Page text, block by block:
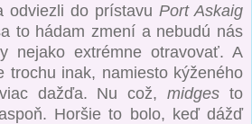
odviezli do prístavu Port Askaig
to hádam zmení a nebudú nás
nejako extrémne otravovať. A
trochu inak, namiesto kýženého
dažďa. Nu což,midges to
Horšie to bolo, keď dážď